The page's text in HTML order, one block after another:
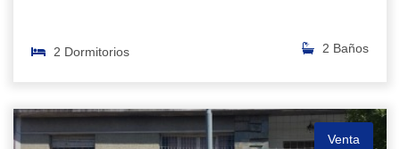
2 Dormitorios 2 Baños
Venta